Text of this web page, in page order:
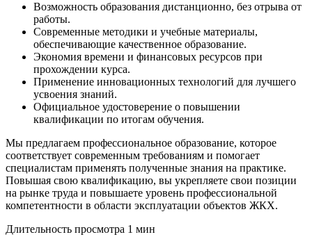
Возможность образования дистанционно, без отрыва от
работы.
Современные методики и учебные материалы,
обеспечивающие качественное образование.
Экономия времени и финансовых ресурсов при
прохождении курса.
Применение инновационных технологий для лучшего
усвоения знаний.
Официальное удостоверение о повышении
квалификации по итогам обучения.
Мы предлагаем профессиональное образование, которое
соответствует современным требованиям и помогает
специалистам применять полученные знания на практике.
Повышая свою квалификацию, вы укрепляете свои позиции
на рынке труда и повышаете уровень профессиональной
компетентности в области эксплуатации объектов ЖКХ.
Длительность просмотра 1 мин